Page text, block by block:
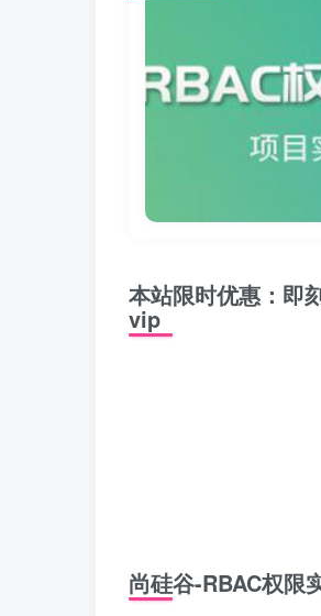
本站限时优惠：即
vip
尚硅谷-RBAC权限